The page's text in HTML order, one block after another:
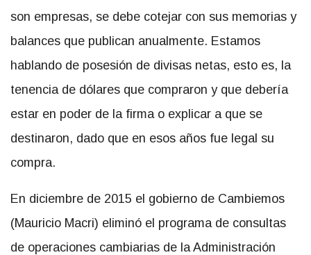
son empresas, se debe cotejar con sus memorias y
balances que publican anualmente. Estamos
hablando de posesión de divisas netas, esto es, la
tenencia de dólares que compraron y que debería
estar en poder de la firma o explicar a que se
destinaron, dado que en esos años fue legal su
compra.
En diciembre de 2015 el gobierno de Cambiemos
(Mauricio Macri) eliminó el programa de consultas
de operaciones cambiarias de la Administración